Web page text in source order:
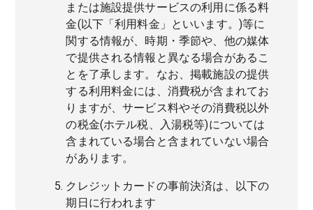
または施設提供サービスの利用に係る料
金(以下「利用料金」といいます。)等に
関する情報が、時期・季節や、他の媒体
で提供される情報と異なる場合があるこ
とを了承します。なお、掲載施設の提供
する利用料金には、消費税が含まれてお
りますが、サービス料やその消費税以外
の税金(ホテル税、入湯税等)については
含まれている場合と含まれていない場合
があります。
クレジットカードの事前決済は、以下の
期日に行われます